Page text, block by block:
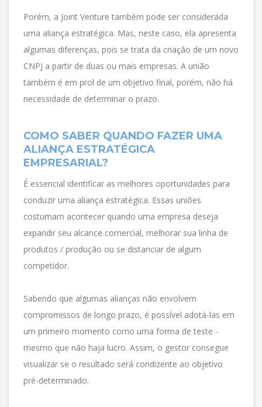
Porém, a Joint Venture também pode ser considerada
uma aliança estratégica. Mas, neste caso, ela apresenta
algumas diferenças, pois se trata da criação de um novo
CNPJ a partir de duas ou mais empresas. A união
também é em prol de um objetivo final, porém, não há
necessidade de determinar o prazo.
COMO SABER QUANDO FAZER UMA
ALIANÇA ESTRATÉGICA
EMPRESARIAL?
É essencial identificar as melhores oportunidades para
conduzir uma aliança estratégica. Essas uniões
costumam acontecer quando uma empresa deseja
expandir seu alcance comercial, melhorar sua linha de
produtos / produção ou se distanciar de algum
competidor.
Sabendo que algumas alianças não envolvem
compromissos de longo prazo, é possível adotá-las em
um primeiro momento como uma forma de teste -
mesmo que não haja lucro. Assim, o gestor consegue
visualizar se o resultado será condizente ao objetivo
pré-determinado.